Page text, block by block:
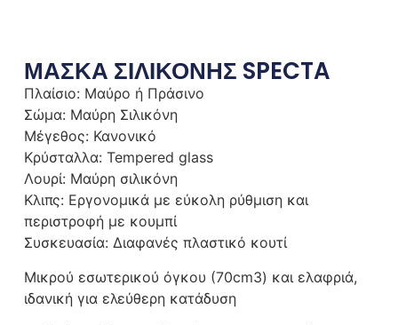
ΜΑΣΚΑ ΣΙΛΙΚΟΝΗΣ SPECTA
Πλαίσιο: Μαύρο ή Πράσινο
Σώμα: Μαύρη Σιλικόνη
Μέγεθος: Κανονικό
Κρύσταλλα: Tempered glass
Λουρί: Μαύρη σιλικόνη
Κλιπς: Εργονομικά με εύκολη ρύθμιση και
περιστροφή με κουμπί
Συσκευασία: Διαφανές πλαστικό κουτί
Μικρού εσωτερικού όγκου (70cm3) και ελαφριά,
ιδανική για ελεύθερη κατάδυση